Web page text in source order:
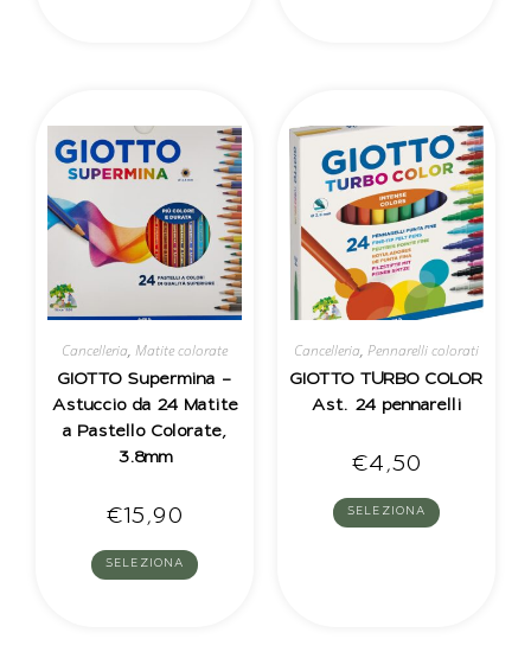
Cancelleria, Matite colorate
GIOTTO Supermina –
Astuccio da 24 Matite
a Pastello Colorate,
3.8mm
€15,90
SELEZIONA
Cancelleria, Pennarelli colorati
GIOTTO TURBO COLOR
Ast. 24 pennarelli
€4,50
SELEZIONA